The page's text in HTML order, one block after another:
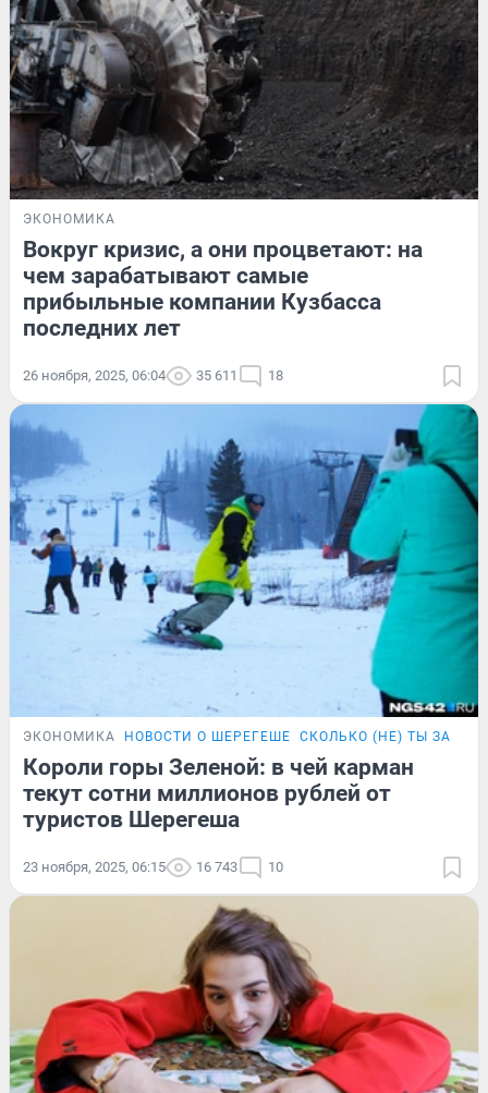
ЭКОНОМИКА
Вокруг кризис, а они процветают: на
чем зарабатывают самые
прибыльные компании Кузбасса
последних лет
26 ноября, 2025, 06:04 35 611 18
ЭКОНОМИКА НОВОСТИ О ШЕРЕГЕШЕ СКОЛЬКО (НЕ) ТЫ
Короли горы Зеленой: в чей карман
текут сотни миллионов рублей от
туристов Шерегеша
23 ноября, 2025, 06:15 16 743 10